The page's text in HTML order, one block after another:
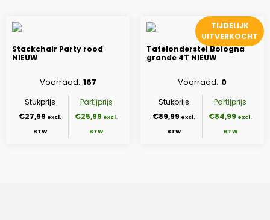
Stackchair Party rood
NIEUW
Voorraad 167
Stukprijs
€27,99
Partijprijs
€25,99
TIJDELIJK
UITVERKOCHT
Tafelonderstel Bologna
grande 4T NIEUW
Voorraad 0
Stukprijs
€89,99
Partijprijs
€84,99